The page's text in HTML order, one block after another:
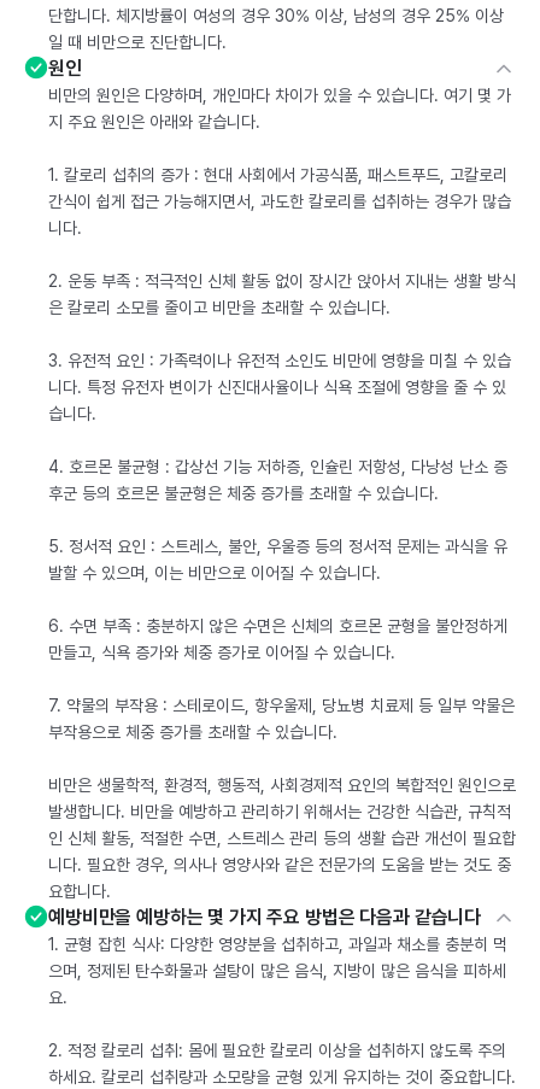
단합니다. 체지방률이 여성의 경우 30% 이상, 남성의 경우 25% 이상
일 때 비만으로 진단합니다.
원인
비만의 원인은 다양하며, 개인마다 차이가 있을 수 있습니다. 여기 몇 가
지 주요 원인은 아래와 같습니다.
1. 칼로리 섭취의 증가 : 현대 사회에서 가공식품, 패스트푸드, 고칼로리
간식이 쉽게 접근 가능해지면서, 과도한 칼로리를 섭취하는 경우가 많습
니다.
2. 운동 부족 : 적극적인 신체 활동 없이 장시간 앉아서 지내는 생활 방식
은 칼로리 소모를 줄이고 비만을 초래할 수 있습니다.
3. 유전적 요인 : 가족력이나 유전적 소인도 비만에 영향을 미칠 수 있습
니다. 특정 유전자 변이가 신진대사율이나 식욕 조절에 영향을 줄 수 있
습니다.
4. 호르몬 불균형 : 갑상선 기능 저하증, 인슐린 저항성, 다낭성 난소 증
후군 등의 호르몬 불균형은 체중 증가를 초래할 수 있습니다.
5. 정서적 요인 : 스트레스, 불안, 우울증 등의 정서적 문제는 과식을 유
발할 수 있으며, 이는 비만으로 이어질 수 있습니다.
6. 수면 부족 : 충분하지 않은 수면은 신체의 호르몬 균형을 불안정하게
만들고, 식욕 증가와 체중 증가로 이어질 수 있습니다.
7. 약물의 부작용 : 스테로이드, 항우울제, 당뇨병 치료제 등 일부 약물은
부작용으로 체중 증가를 초래할 수 있습니다.
비만은 생물학적, 환경적, 행동적, 사회경제적 요인의 복합적인 원인으로
발생합니다. 비만을 예방하고 관리하기 위해서는 건강한 식습관, 규칙적
인 신체 활동, 적절한 수면, 스트레스 관리 등의 생활 습관 개선이 필요합
니다. 필요한 경우, 의사나 영양사와 같은 전문가의 도움을 받는 것도 중
요합니다.
예방비만을 예방하는 몇 가지 주요 방법은 다음과 같습니다
1. 균형 잡힌 식사: 다양한 영양분을 섭취하고, 과일과 채소를 충분히 먹
으며, 정제된 탄수화물과 설탕이 많은 음식, 지방이 많은 음식을 피하세
요.
2. 적정 칼로리 섭취: 몸에 필요한 칼로리 이상을 섭취하지 않도록 주의
하세요. 칼로리 섭취량과 소모량을 균형 있게 유지하는 것이 중요합니다.